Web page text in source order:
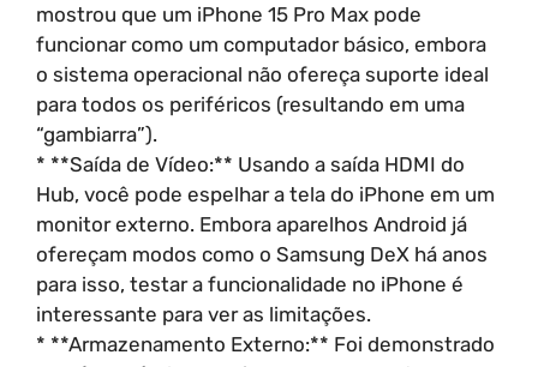
mostrou que um iPhone 15 Pro Max pode
funcionar como um computador básico, embora
o sistema operacional não ofereça suporte ideal
para todos os periféricos (resultando em uma
“gambiarra”).
* **Saída de Vídeo:** Usando a saída HDMI do
Hub, você pode espelhar a tela do iPhone em um
monitor externo. Embora aparelhos Android já
ofereçam modos como o Samsung DeX há anos
para isso, testar a funcionalidade no iPhone é
interessante para ver as limitações.
* **Armazenamento Externo:** Foi demonstrado